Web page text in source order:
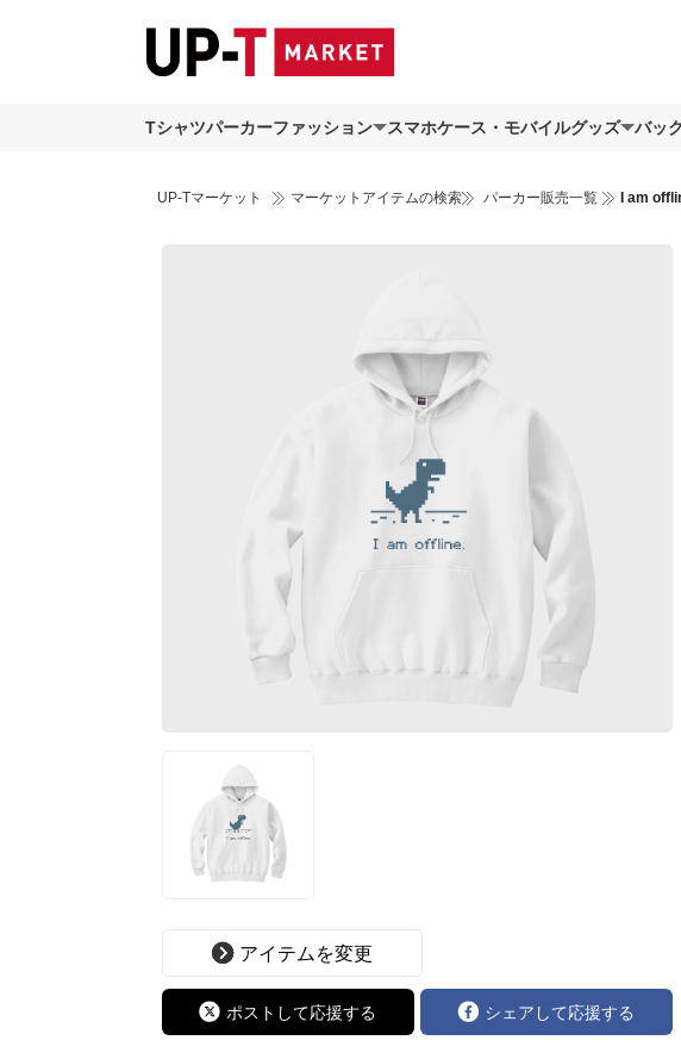
Tシャツパーカーファッション スマホケース・モバイルグッズ バッ
UP-Tマーケット マーケットアイテムの検索 パーカー販売一覧 I am
アイテムを変更
ポストして応援する シェアして応援する